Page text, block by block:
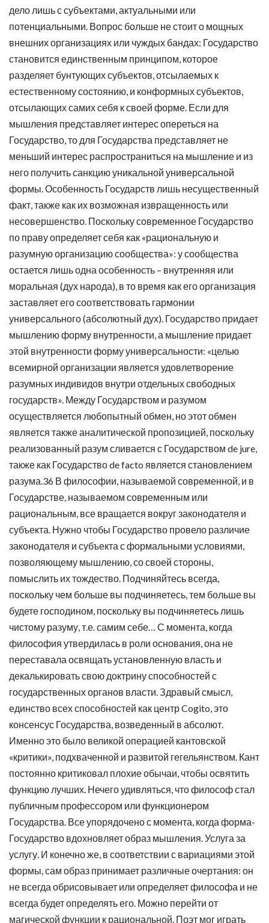
дело лишь с субъектами, актуальными или
потенциальными. Вопрос больше не стоит о мощных
внешних организациях или чуждых бандах: Государство
становится единственным принципом, которое
разделяет бунтующих субъектов, отсылаемых к
естественному состоянию, и конформных субъектов,
отсылающих самих себя к своей форме. Если для
мышления представляет интерес опереться на
Государство, то для Государства представляет не
меньший интерес распространиться на мышление и из
него получить санкцию уникальной универсальной
формы. Особенность Государств лишь несущественный
факт, также как их возможная извращенность или
несовершенство. Поскольку современное Государство
по праву определяет себя как «рациональную и
разумную организацию сообщества»: у сообщества
остается лишь одна особенность – внутренняя или
моральная (дух народа), в то время как его организация
заставляет его соответствовать гармонии
универсального (абсолютный дух). Государство придает
мышлению форму внутренности, а мышление придает
этой внутренности форму универсальности: «целью
всемирной организации является удовлетворение
разумных индивидов внутри отдельных свободных
государств». Между Государством и разумом
осуществляется любопытный обмен, но этот обмен
является также аналитической пропозицией, поскольку
реализованный разум сливается с Государством de jure,
также как Государство de facto является становлением
разума.36 В философии, называемой современной, и в
Государстве, называемом современным или
рациональным, все вращается вокруг законодателя и
субъекта. Нужно чтобы Государство провело различие
законодателя и субъекта с формальными условиями,
позволяющему мышлению, со своей стороны,
помыслить их тождество. Подчиняйтесь всегда,
поскольку чем больше вы подчиняетесь, тем больше вы
будете господином, поскольку вы подчиняетесь лишь
чистому разуму, т.е. самим себе… С момента, когда
философия утвердилась в роли основания, она не
переставала освящать установленную власть и
декалькировать свою доктрину способностей с
государственных органов власти. Здравый смысл,
единство всех способностей как центр Cogito, это
консенсус Государства, возведенный в абсолют.
Именно это было великой операцией кантовской
«критики», подхваченной и развитой гегельянством. Кант
постоянно критиковал плохие обычаи, чтобы освятить
функцию лучших. Нечего удивляться, что философ стал
публичным профессором или функционером
Государства. Все упорядочено с момента, когда форма-
Государство вдохновляет образ мышления. Услуга за
услугу. И конечно же, в соответствии с вариациями этой
формы, сам образ принимает различные очертания: он
не всегда обрисовывает или определяет философа и не
всегда будет определять его. Можно перейти от
магической функции к рациональной. Поэт мог играть